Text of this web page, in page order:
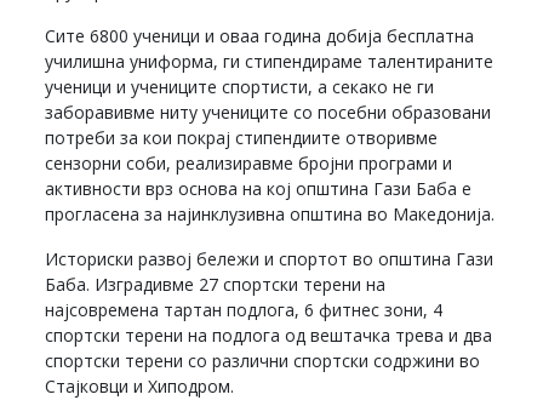
Сите 6800 ученици и оваа година добија бесплатна
училишна униформа, ги стипендираме талентираните
ученици и учениците спортисти, а секако не ги
заборавивме ниту учениците со посебни образовани
потреби за кои покрај стипендиите отворивме
сензорни соби, реализиравме бројни програми и
активности врз основа на кој општина Гази Баба е
прогласена за најинклузивна општина во Македонија.
Историски развој бележи и спортот во општина Гази
Баба. Изградивме 27 спортски терени на
најсовремена тартан подлога, 6 фитнес зони, 4
спортски терени на подлога од вештачка трева и два
спортски терени со различни спортски содржини во
Стајковци и Хиподром.